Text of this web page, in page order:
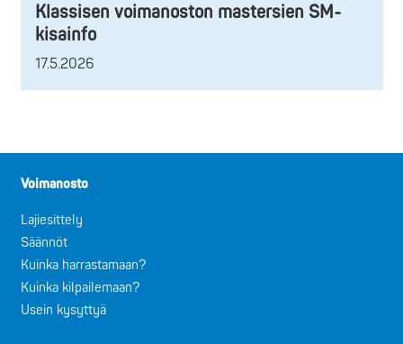
Klassisen voimanoston mastersien SM-
kisainfo
17.5.2026
Voimanosto
Lajiesittely
Säännöt
Kuinka harrastamaan?
Kuinka kilpailemaan?
Usein kysyttyä